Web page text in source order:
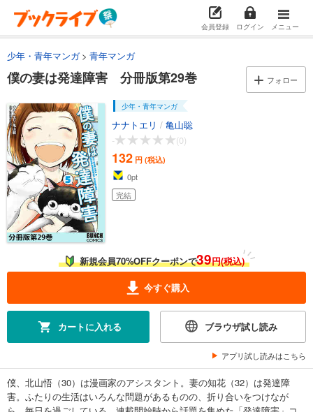
会員登録 ログイン メニュー
少年・青年マンガ 青年マンガ
僕の妻は発達障害 分冊版第29巻 フォロー
少年・青年マンガ
ナナトエリ / 亀山聡
-
(0)
132 円 (税込)
0pt
完結
新規会員70%OFFクーポンで39円(税込)
今すぐ購入
カートに入れる ブラウザ試し読み
アプリ試し読みはこちら
僕、北山悟（30）は漫画家のアシスタント。妻の知花（32）は発達障
害。ふたりの生活はいろんな問題があるものの、折り合いをつけなが
試し読み
僕の妻は発達障害 分冊版第15巻
132円 (税込)
カート
あらすじを表示する
僕の妻は発達障害 分冊版第16巻
132円 (税込)
完結
あらすじを表示する
僕の妻は発達障害 分冊版第17巻
試し読み
あらすじを表示する
132円 (税込)
完結
カート